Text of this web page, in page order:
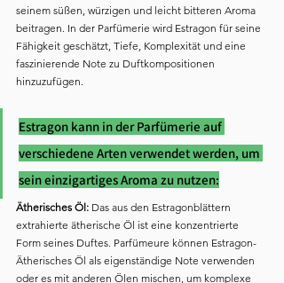
seinem süßen, würzigen und leicht bitteren Aroma
beitragen. In der Parfümerie wird Estragon für seine
Fähigkeit geschätzt, Tiefe, Komplexität und eine
faszinierende Note zu Duftkompositionen
hinzuzufügen.
Estragon kann in der Parfümerie auf
verschiedene Arten verwendet werden, um
sein einzigartiges Aroma zu nutzen:
Ätherisches Öl: Das aus den Estragonblättern
extrahierte ätherische Öl ist eine konzentrierte
Form seines Duftes. Parfümeure können Estragon-
Ätherisches Öl als eigenständige Note verwenden
oder es mit anderen Ölen mischen, um komplexe